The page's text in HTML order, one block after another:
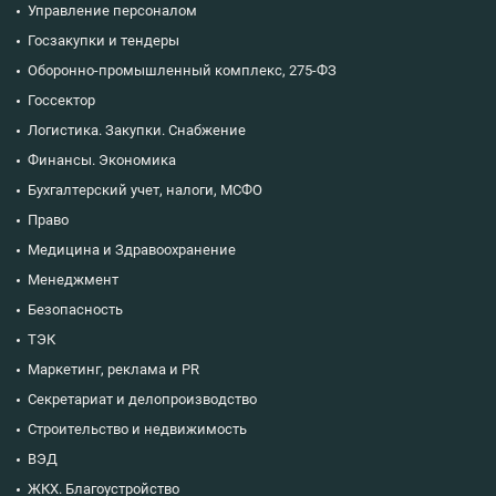
Управление персоналом
Госзакупки и тендеры
Оборонно-промышленный комплекс, 275-ФЗ
Госсектор
Логистика. Закупки. Снабжение
Финансы. Экономика
Бухгалтерский учет, налоги, МСФО
Право
Медицина и Здравоохранение
Менеджмент
Безопасность
ТЭК
Маркетинг, реклама и PR
Секретариат и делопроизводство
Строительство и недвижимость
ВЭД
ЖКХ. Благоустройство